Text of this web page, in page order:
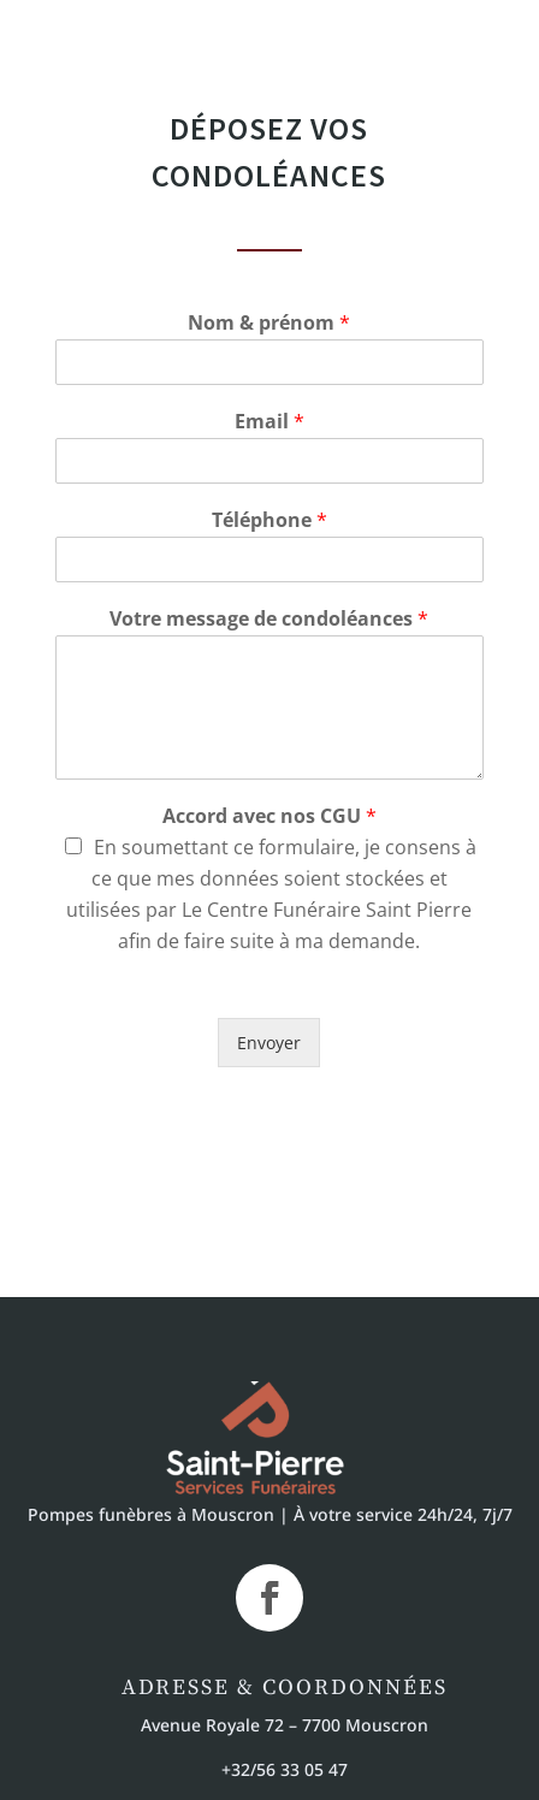
DÉPOSEZ VOS
CONDOLÉANCES
Nom & prénom*
Email *
Téléphone*
Votre message de condoléances*
Accord avec nos CGU *
En soumettant ce formulaire, je consens à
ce que mes données soient stockées et
utilisées par Le Centre Funéraire Saint Pierre
afin de faire suite à ma demande.
Envoyer
Pompes funèbres à Mouscron | À votre service 24h/24, 7j/7
ADRESSE & COORDONNÉES
Avenue Royale 72 – 7700 Mouscron
+32/56 33 05 47